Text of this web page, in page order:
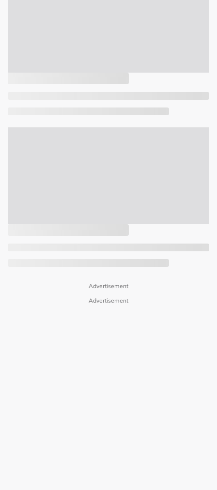
Advertisement
Advertisement